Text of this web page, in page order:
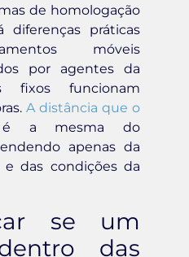
de homologação
diferenças práticas
móveis
por agentes da
fixos funcionam
A distância que o
a mesma do
apenas da
das condições da
se um
das